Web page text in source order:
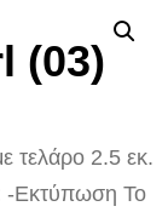
(03)
τελάρο 2.5 εκ.
-Εκτύπωση Το